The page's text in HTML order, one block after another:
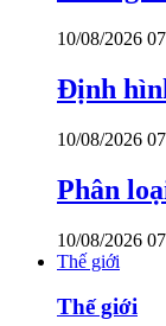
10/08/2026
Định
10/08/2026
Phân
10/08/2026
Thế giới
Thế giới